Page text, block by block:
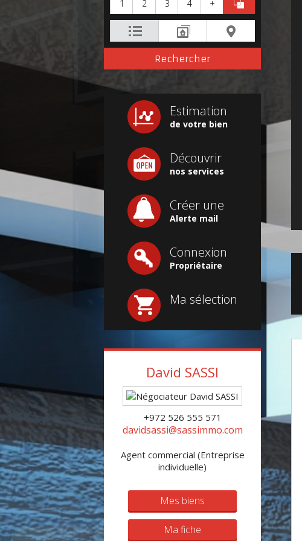
1 2 3 4 +
Estimation
de votre bien
Découvrir
nos services
Créer une
Alerte mail
Connexion
Propriétaire
Ma sélection
David SASSI
+972 526 555 571
davidsassi@sassimmo.com
Agent commercial (Entreprise
individuelle)
Mes biens
Ma fiche